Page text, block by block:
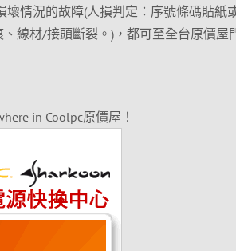
壞情況的故障(人損判定：序號條碼貼紙
線材/接頭斷裂。)，都可至全台原價屋
in Coolpc原價屋！